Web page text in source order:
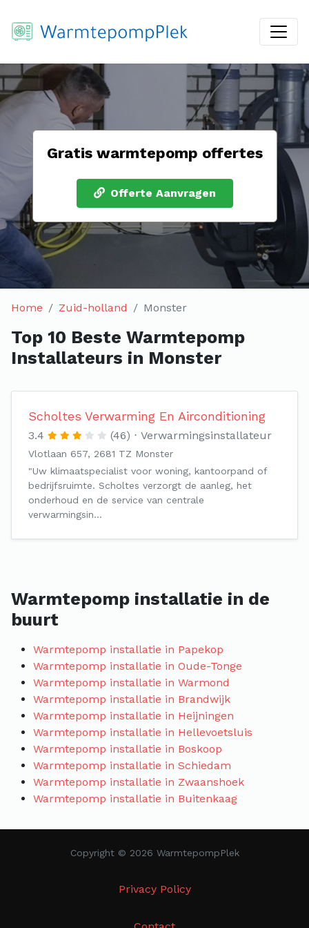
Gratis warmtepomp offertes
Offerte Aanvragen
Home Zuid-holland Monster
Top 10 Beste Warmtepomp
Installateurs in Monster
Scholtes Verwarming En Airconditioning
3.4 (46) Verwarmingsinstallateur
Vlotlaan 657, 2681 TZ Monster
"Uw klimaatspecialist voor woning, kantoorpand of
bedrijfsruimte. Scholtes verzorgt de aanleg, het
onderhoud en de service van centrale
verwarmingsin…
Warmtepomp installatie in de
buurt
Warmtepomp installatie in Papekop
Warmtepomp installatie in Oude-Tonge
Warmtepomp installatie in Warmond
Warmtepomp installatie in Brandwijk
Warmtepomp installatie in Heijningen
Warmtepomp installatie in Hellevoetsluis
Warmtepomp installatie in Boskoop
Warmtepomp installatie in Schiedam
Warmtepomp installatie in Zwaanshoek
Warmtepomp installatie in Buitenkaag
Copyright © 2026 WarmtepompPlek
Privacy Policy